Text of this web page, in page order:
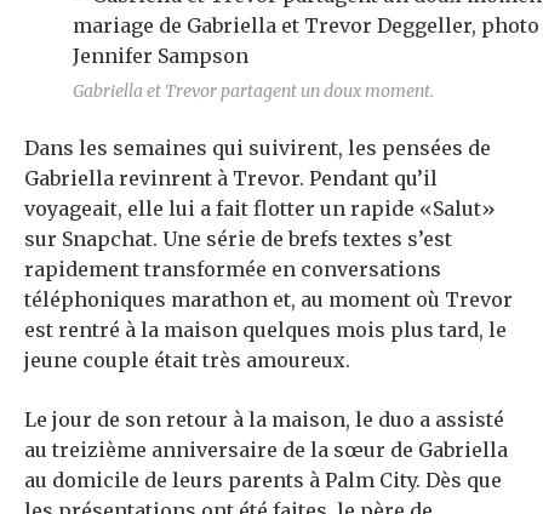
Gabriella et Trevor partagent un doux moment.
Dans les semaines qui suivirent, les pensées de
Gabriella revinrent à Trevor. Pendant qu’il
voyageait, elle lui a fait flotter un rapide «Salut»
sur Snapchat. Une série de brefs textes s’est
rapidement transformée en conversations
téléphoniques marathon et, au moment où Trevor
est rentré à la maison quelques mois plus tard, le
jeune couple était très amoureux.
Le jour de son retour à la maison, le duo a assisté
au treizième anniversaire de la sœur de Gabriella
au domicile de leurs parents à Palm City. Dès que